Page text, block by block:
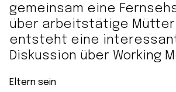
gemeinsam eine
über arbeitstätige Mütter
entsteht eine
Diskussion über Working
Eltern sein